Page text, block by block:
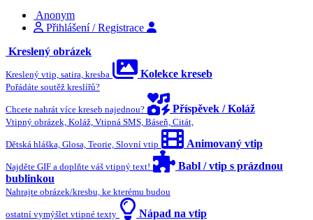
Anonym
Přihlášení / Registrace
Kreslený obrázek
Kreslený vtip, satira, kresba Kolekce kreseb
Pořádáte soutěž kreslířů?
Chcete nahrát více kreseb najednou? Příspěvek / Koláž
Vtipný obrázek, Koláž, Vtipná SMS, Báseň, Citát,
Dětská hláška, Glosa, Teorie, Slovní vtip Animovaný vtip
Najděte GIF a doplňte váš vtipný text!
Babl / vtip s prázdnou
bublinkou
Nahrajte obrázek/kresbu, ke kterému budou
ostatní vymýšlet vtipné texty Nápad na vtip